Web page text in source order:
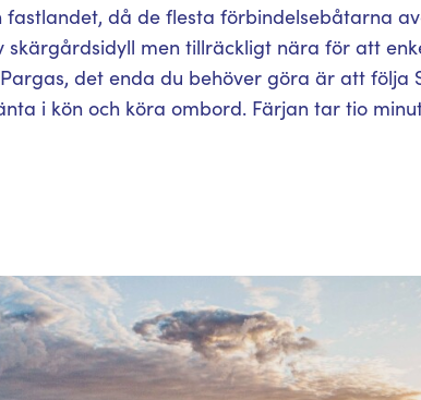
då de flesta förbindelsebåtarna
men tillräckligt nära för att
det enda du behöver göra är att
i kön och köra ombord. Färjan tar tio